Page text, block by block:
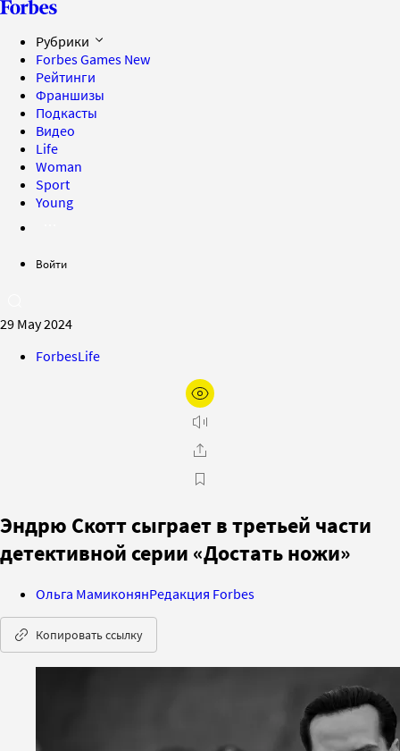
Рубрики
Forbes Games New
Рейтинги
Франшизы
Подкасты
Видео
Life
Woman
Sport
Young
Войти
29 May 2024
ForbesLife
Эндрю Скотт сыграет в третьей части
детективной серии «Достать ножи»
Ольга МамиконянРедакция Forbes
Копировать ссылку